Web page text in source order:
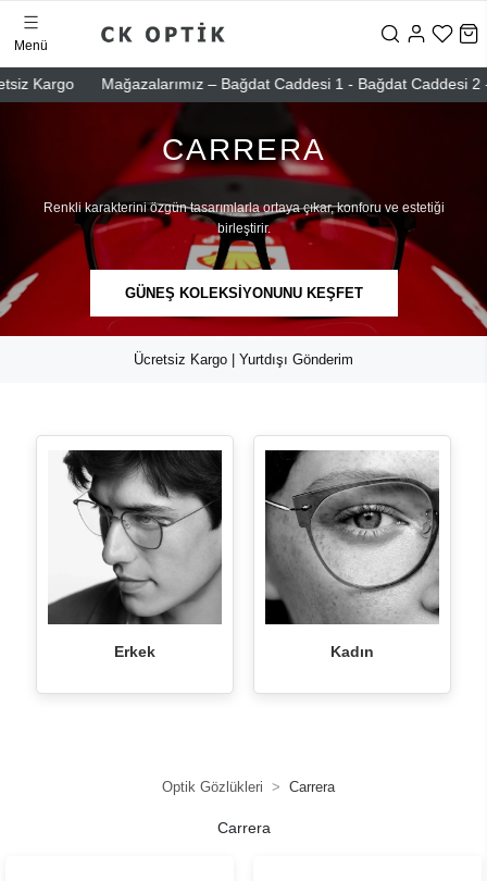
Mağazalarımız – Bağdat Caddesi 1 - Bağdat Caddesi 2 -
Menü
CARRERA
Renkli karakterini özgün tasarımlarla ortaya çıkar, konforu ve estetiği
birleştirir.
GÜNEŞ KOLEKSİYONUNU KEŞFET
Ücretsiz Kargo | Yurtdışı Gönderim
Erkek Kadın
Optik Gözlükleri Carrera
Carrera